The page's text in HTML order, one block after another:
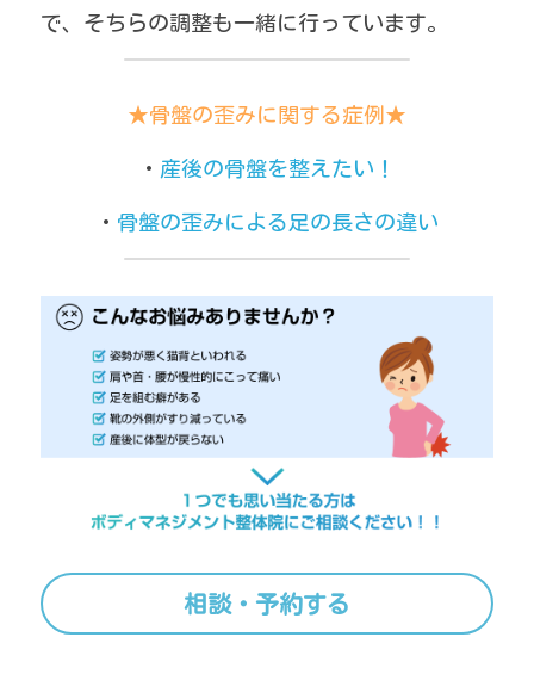
で、そちらの調整も一緒に行っています。
★骨盤の歪みに関する症例★
・ 産後の骨盤を整えたい！
・ 骨盤の歪みによる足の長さの違い
相談・予約する